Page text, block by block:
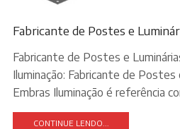
Fabricante de Postes e
Fabricante de Postes e
Iluminação: Fabricante de
Embras Iluminação é referência
CONTINUE LENDO...